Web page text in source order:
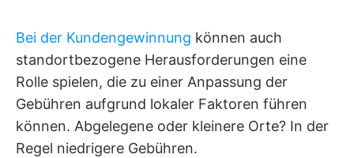
Bei der Kundengewinnung können auch
standortbezogene Herausforderungen eine
Rolle spielen, die zu einer Anpassung der
Gebühren aufgrund lokaler Faktoren führen
können. Abgelegene oder kleinere Orte? In der
Regel niedrigere Gebühren.